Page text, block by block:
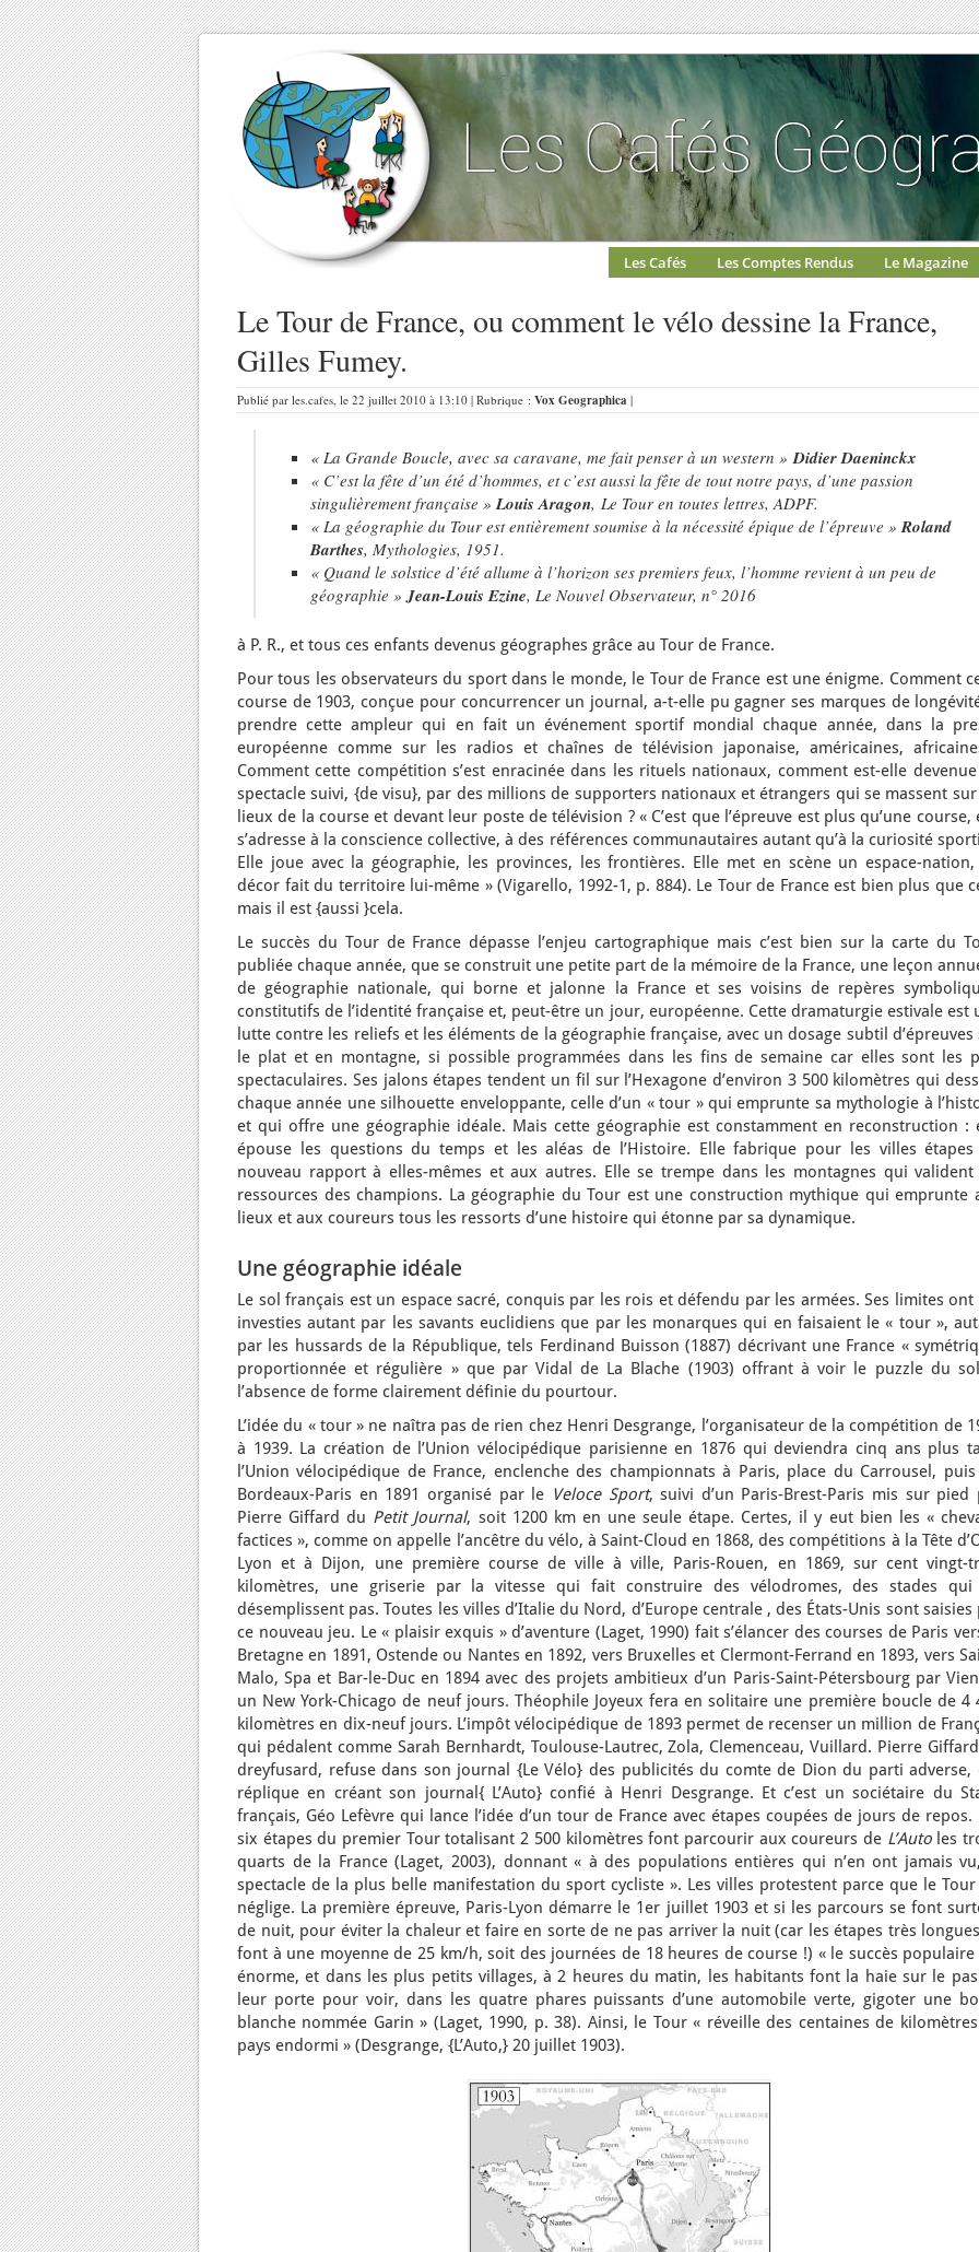
Les Cafés Les Comptes Rendus Le Magazine
Le Tour de France, ou comment le vélo dessine la France,
Gilles Fumey.
Publié par les.cafes, le 22 juillet 2010 à 13:10 | Rubrique : Vox Geographica |
« La Grande Boucle, avec sa caravane, me fait penser à un western »Didier Daeninckx
« C’est la fête d’un été d’hommes, et c’est aussi la fête de tout notre pays, d’une passion
singulièrement française » Louis Aragon, Le Tour en toutes lettres, ADPF.
« La géographie du Tour est entièrement soumise à la nécessité épique de l’épreuve » Roland
Barthes, Mythologies, 1951.
« Quand le solstice d’été allume à l’horizon ses premiers feux, l’homme revient à un peu de
géographie »Jean-Louis Ezine, Le Nouvel Observateur, n° 2016
à P. R., et tous ces enfants devenus géographes grâce au Tour de France.
Pour tous les observateurs du sport dans le monde, le Tour de France est une énigme. Comment
course de 1903, conçue pour concurrencer un journal, a-t-elle pu gagner ses marques de
prendre cette ampleur qui en fait un événement sportif mondial chaque année, dans la
européenne comme sur les radios et chaînes de télévision japonaise, américaines,
Comment cette compétition s’est enracinée dans les rituels nationaux, comment est-elle
spectacle suivi, {de visu}, par des millions de supporters nationaux et étrangers qui se massent
lieux de la course et devant leur poste de télévision ? « C’est que l’épreuve est plus qu’une course,
s’adresse à la conscience collective, à des références communautaires autant qu’à la curiosité
Elle joue avec la géographie, les provinces, les frontières. Elle met en scène un espace-
décor fait du territoire lui-même » (Vigarello, 1992-1, p. 884). Le Tour de France est bien plus que
mais il est {aussi }cela.
Le succès du Tour de France dépasse l’enjeu cartographique mais c’est bien sur la carte du
publiée chaque année, que se construit une petite part de la mémoire de la France, une leçon
de géographie nationale, qui borne et jalonne la France et ses voisins de repères
constitutifs de l’identité française et, peut-être un jour, européenne. Cette dramaturgie estivale est
lutte contre les reliefs et les éléments de la géographie française, avec un dosage subtil d’épreuves
le plat et en montagne, si possible programmées dans les fins de semaine car elles sont les
spectaculaires. Ses jalons étapes tendent un fil sur l’Hexagone d’environ 3 500 kilomètres qui
chaque année une silhouette enveloppante, celle d’un « tour » qui emprunte sa mythologie à
et qui offre une géographie idéale. Mais cette géographie est constamment en reconstruction :
épouse les questions du temps et les aléas de l’Histoire. Elle fabrique pour les villes
nouveau rapport à elles-mêmes et aux autres. Elle se trempe dans les montagnes qui valident
ressources des champions. La géographie du Tour est une construction mythique qui emprunte
lieux et aux coureurs tous les ressorts d’une histoire qui étonne par sa dynamique.
Une géographie idéale
Le sol français est un espace sacré, conquis par les rois et défendu par les armées. Ses limites ont
investies autant par les savants euclidiens que par les monarques qui en faisaient le « tour »,
par les hussards de la République, tels Ferdinand Buisson (1887) décrivant une France «
proportionnée et régulière » que par Vidal de La Blache (1903) offrant à voir le puzzle du
l’absence de forme clairement définie du pourtour.
L’idée du « tour » ne naîtra pas de rien chez Henri Desgrange, l’organisateur de la compétition de
à 1939. La création de l’Union vélocipédique parisienne en 1876 qui deviendra cinq ans plus
l’Union vélocipédique de France, enclenche des championnats à Paris, place du Carrousel,
Bordeaux-Paris en 1891 organisé par le Veloce Sport, suivi d’un Paris-Brest-Paris mis sur pied
Pierre Giffard du Petit Journal, soit 1200 km en une seule étape. Certes, il y eut bien les «
factices », comme on appelle l’ancêtre du vélo, à Saint-Cloud en 1868, des compétitions à la Tête
Lyon et à Dijon, une première course de ville à ville, Paris-Rouen, en 1869, sur cent vingt-
kilomètres, une griserie par la vitesse qui fait construire des vélodromes, des stades
désemplissent pas. Toutes les villes d’Italie du Nord, d’Europe centrale , des États-Unis sont saisies
ce nouveau jeu. Le « plaisir exquis » d’aventure (Laget, 1990) fait s’élancer des courses de Paris
Bretagne en 1891, Ostende ou Nantes en 1892, vers Bruxelles et Clermont-Ferrand en 1893, vers
Malo, Spa et Bar-le-Duc en 1894 avec des projets ambitieux d’un Paris-Saint-Pétersbourg par
un New York-Chicago de neuf jours. Théophile Joyeux fera en solitaire une première boucle de 4
kilomètres en dix-neuf jours. L’impôt vélocipédique de 1893 permet de recenser un million de
qui pédalent comme Sarah Bernhardt, Toulouse-Lautrec, Zola, Clemenceau, Vuillard. Pierre
dreyfusard, refuse dans son journal {Le Vélo} des publicités du comte de Dion du parti adverse,
réplique en créant son journal{ L’Auto} confié à Henri Desgrange. Et c’est un sociétaire du
français, Géo Lefèvre qui lance l’idée d’un tour de France avec étapes coupées de jours de repos.
six étapes du premier Tour totalisant 2 500 kilomètres font parcourir aux coureurs de L’Autoles
quarts de la France (Laget, 2003), donnant « à des populations entières qui n’en ont jamais
spectacle de la plus belle manifestation du sport cycliste ». Les villes protestent parce que le Tour
néglige. La première épreuve, Paris-Lyon démarre le 1er juillet 1903 et si les parcours se font
de nuit, pour éviter la chaleur et faire en sorte de ne pas arriver la nuit (car les étapes très
font à une moyenne de 25 km/h, soit des journées de 18 heures de course !) « le succès populaire
énorme, et dans les plus petits villages, à 2 heures du matin, les habitants font la haie sur le
leur porte pour voir, dans les quatre phares puissants d’une automobile verte, gigoter une
blanche nommée Garin » (Laget, 1990, p. 38). Ainsi, le Tour « réveille des centaines de
pays endormi » (Desgrange, {L’Auto,} 20 juillet 1903).